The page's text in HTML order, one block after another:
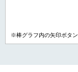
※棒グラフ内の矢印ボタン